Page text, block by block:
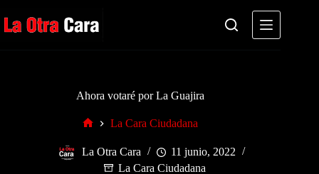
al
contenido
Ahora votaré por La Guajira
La Cara Ciudadana
La Otra Cara
11 junio, 2022
La Cara Ciudadana